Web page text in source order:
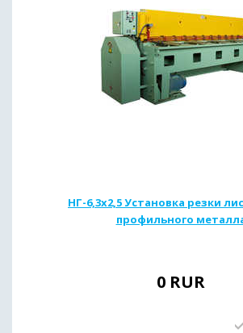
НГ-6,3х2,5 Установка резки
профильного
0 RUR